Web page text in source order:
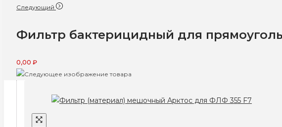
Следующий
Фильтр бактерицидный для
0,00 ₽